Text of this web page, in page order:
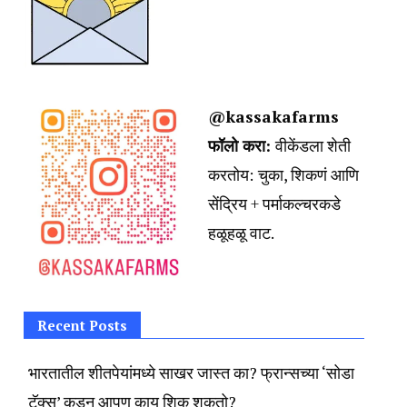
@kassakafarms
फॉलो करा:वीकेंडला शेती
करतोय: चुका, शिकणं आणि
सेंद्रिय + पर्माकल्चरकडे
हळूहळू वाट.
Recent Posts
भारतातील शीतपेयांमध्ये साखर जास्त का? फ्रान्सच्या ‘सोडा
टॅक्स’ कडून आपण काय शिकू शकतो?